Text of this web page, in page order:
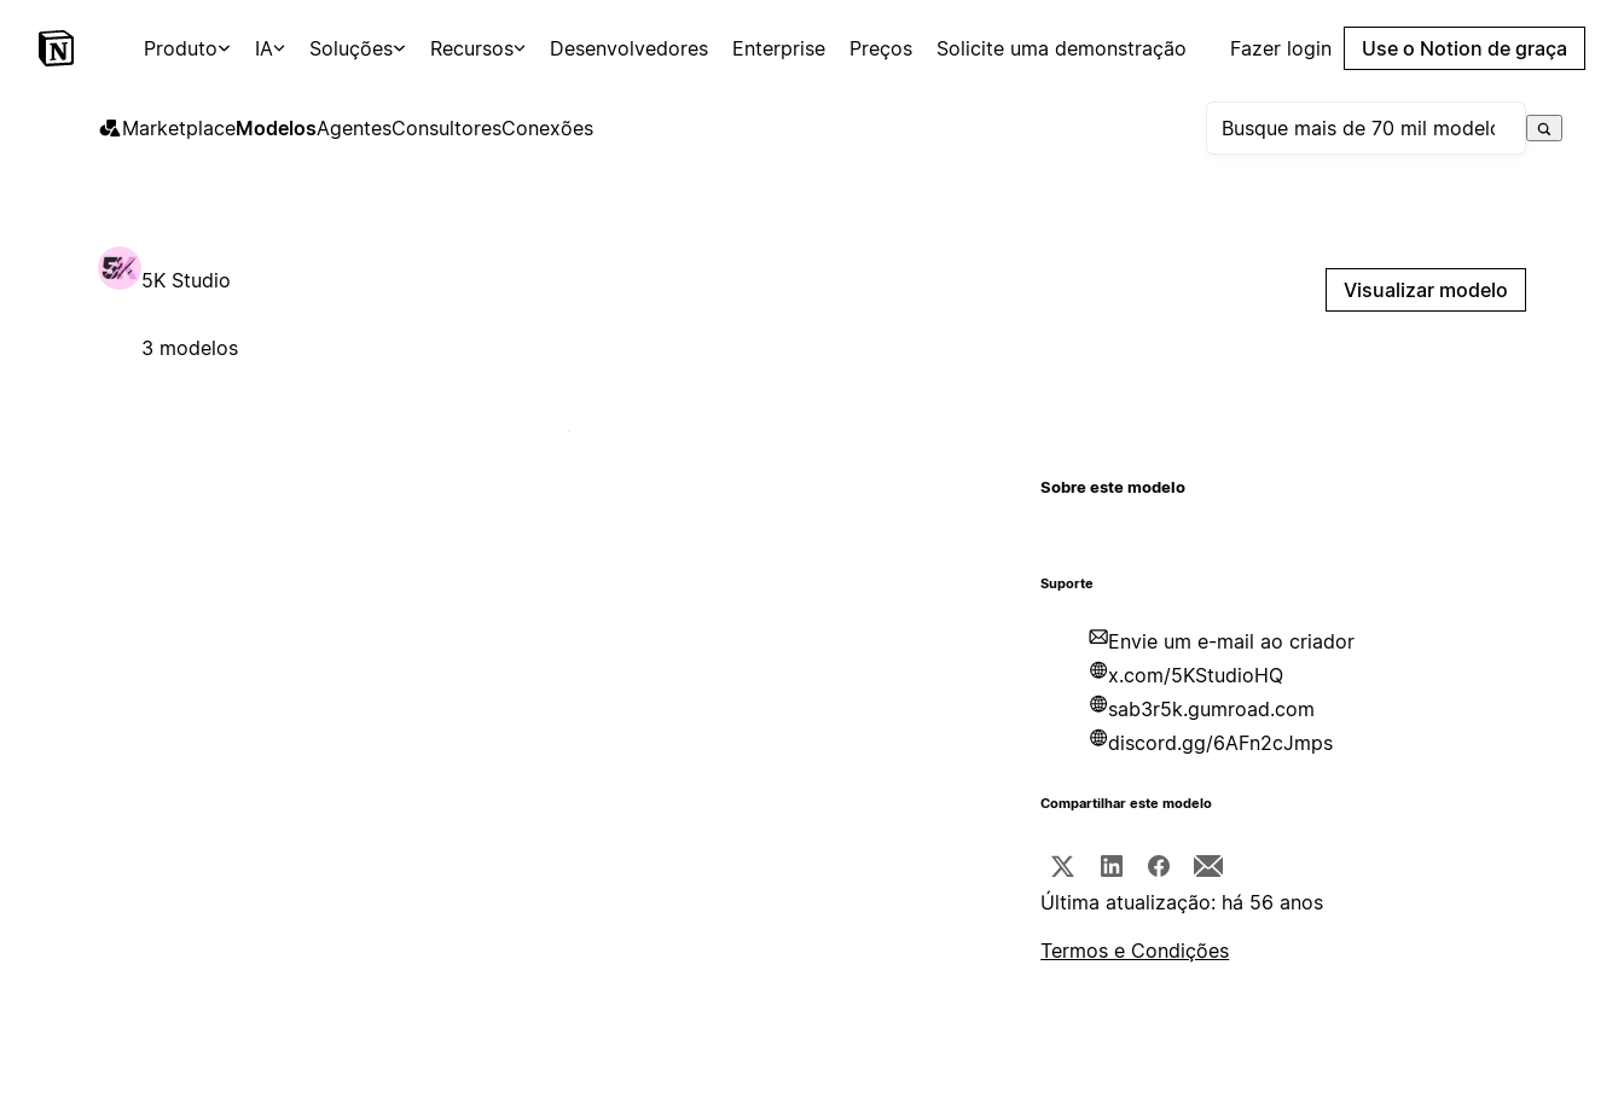
Produto IA Soluções Recursos Desenvolvedores Enterprise Preços Solicite uma demonstração Fazer login Use o Notion de graça
MarketplaceModelosAgentesConsultoresConexões
5K Studio
3 modelos
Visualizar modelo
Sobre este modelo
Suporte
Envie um e-mail ao criador
x.com/5KStudioHQ
sab3r5k.gumroad.com
discord.gg/6AFn2cJmps
Compartilhar este modelo
Última atualização: há 56 anos
Termos e Condições